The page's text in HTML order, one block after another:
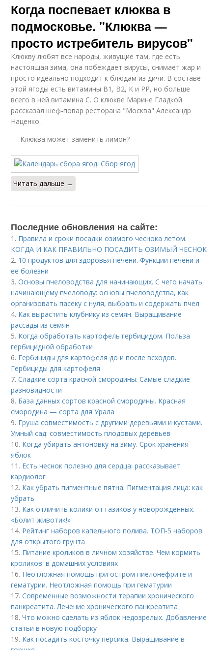
Когда поспевает клюква в
подмосковье. "Клюква —
просто истребитель вирусов"
Клюкву любят все народы, живущие там, где есть
настоящая зима, она побеждает вирусы, снимает жар и
просто идеально подходит к блюдам из дичи. В составе
этой ягоды есть витамины В1, В2, К и РР, но больше
всего в ней витамина С. О клюкве Марине Гладкой
рассказал шеф-повар ресторана "Москва" Александр
Наценко .
— Клюква может заменить лимон?
Читать дальше →
Последние обновления на сайте:
1. Правила и сроки посадки озимого чеснока летом.
КОГДА И КАК ПРАВИЛЬНО ПОСАДИТЬ ОЗИМЫЙ ЧЕСНОК
2. 10 продуктов для здоровья печени. Функции печени и
ее болезни
3.Основы пчеловодства для начинающих. С чего начать
начинающему пчеловоду: основы пчеловодства, как
организовать пасеку с нуля, выбрать и содержать пчел
4. Как вырастить клубнику из семян. Выращивание
рассады из семян
5. Когда обработать картофель гербицидом. Польза
гербицидной обработки
6. Гербициды для картофеля до и после всходов.
Гербициды для картофеля
7.Сладкие сорта красной смородины. Самые сладкие
разновидности
8. База данных сортов красной смородины. Красная
смородина — сорта для Урала
9. Груша совместимость с другими деревьями и кустами.
Умный сад: совместимость плодовых деревьев
10. Когда убирать антоновку на зиму. Срок хранения
яблок
11. Есть чеснок полезно для сердца: рассказывает
кардиолог
12. Как убрать пигментные пятна. Пигментация лица: как
убрать
13. Как отличить колики от газиков у новорожденных.
«Болит животик!»
14. Рейтинг наборов капельного полива. ТОП-5 наборов
для открытого грунта
15. Питание кроликов в личном хозяйстве. Чем кормить
кроликов: в домашних условиях
16. Неотложная помощь при остром пиелонефрите и
гематурии. Неотложная помощь при гематурии
17.Современные возможности терапии хронического
панкреатита. Лечение хронического панкреатита
18.Что можно сделать из яблок недозрелых. Добавление
статьи в новую подборку
19. Как посадить косточку персика. Выращивание в